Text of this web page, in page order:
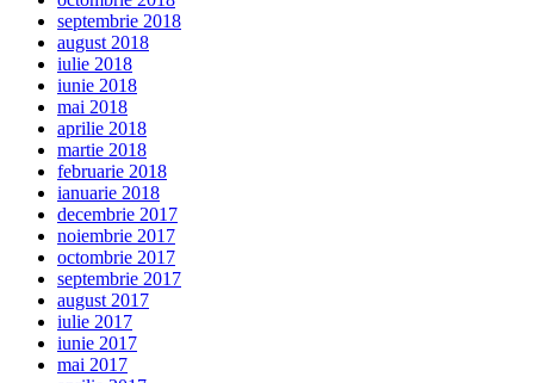
septembrie 2018
august 2018
iulie 2018
iunie 2018
mai 2018
aprilie 2018
martie 2018
februarie 2018
ianuarie 2018
decembrie 2017
noiembrie 2017
octombrie 2017
septembrie 2017
august 2017
iulie 2017
iunie 2017
mai 2017